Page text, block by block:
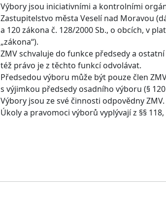
Výbory jsou iniciativními a kontrolními
Zastupitelstvo města Veselí nad Moravou
a 120 zákona č. 128/2000 Sb., o obcích, v
„zákona“).
ZMV schvaluje do funkce předsedy a
též právo je z těchto funkcí odvolávat.
Předsedou výboru může být pouze člen
s výjimkou předsedy osadního výboru (§
Výbory jsou ze své činnosti odpovědny ZMV.
Úkoly a pravomoci výborů vyplývají z §§